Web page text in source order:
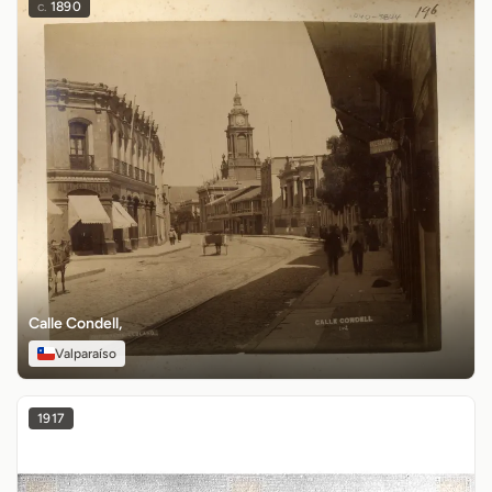
c. 1890
Calle Condell,
Valparaíso
1917